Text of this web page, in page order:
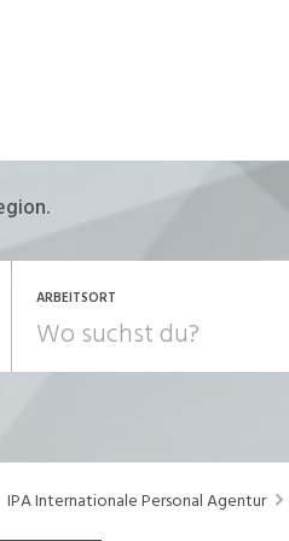
ARBEITSORT
Consulting,
IPA Internationale Personal Agentur